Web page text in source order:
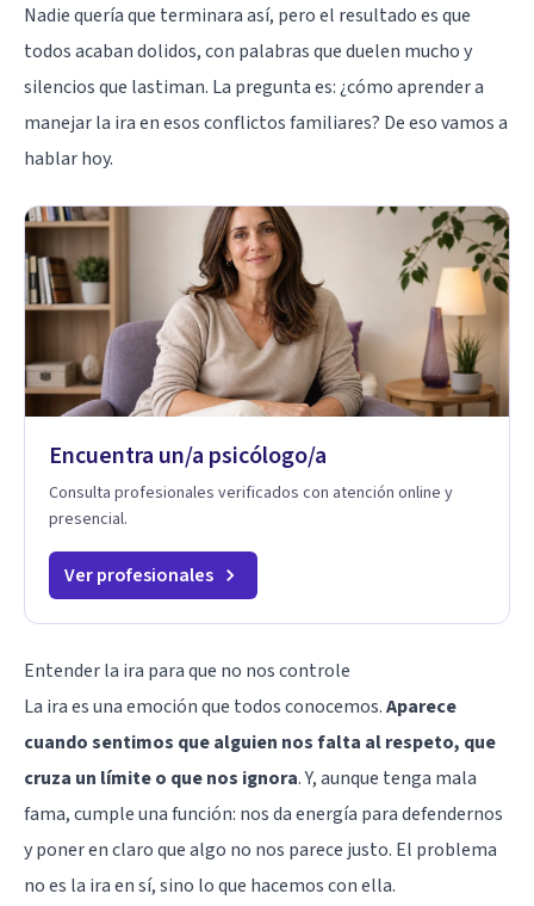
Nadie quería que terminara así, pero el resultado es que
todos acaban dolidos, con palabras que duelen mucho y
silencios que lastiman. La pregunta es: ¿cómo aprender a
manejar la ira en esos conflictos familiares? De eso vamos a
hablar hoy.
Encuentra un/a psicólogo/a
Consulta profesionales verificados con atención online y
presencial.
Ver profesionales
Entender la ira para que no nos controle
La ira es una emoción que todos conocemos.Aparece
cuando sentimos que alguien nos falta al respeto, que
cruza un límite o que nos ignora. Y, aunque tenga mala
fama, cumple una función: nos da energía para defendernos
y poner en claro que algo no nos parece justo. El problema
no es la ira en sí, sino lo que hacemos con ella.